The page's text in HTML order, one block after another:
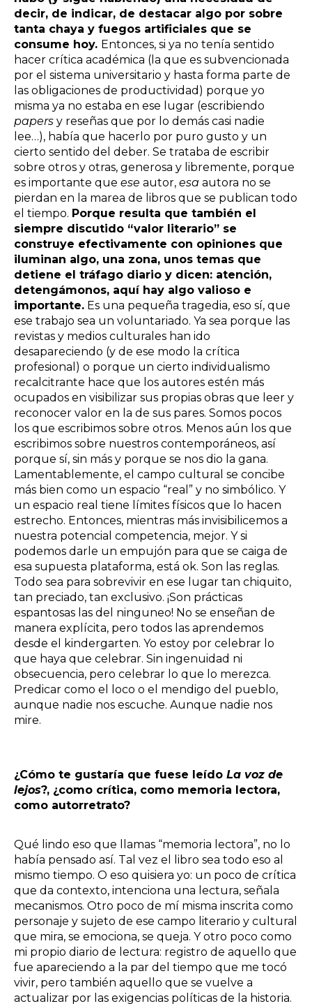
decir, de indicar, de destacar algo por sobre
tanta chaya y fuegos artificiales que se
consume hoy. Entonces, si ya no tenía sentido
hacer crítica académica (la que es subvencionada
por el sistema universitario y hasta forma parte de
las obligaciones de productividad) porque yo
misma ya no estaba en ese lugar (escribiendo
papers y reseñas que por lo demás casi nadie
lee…), había que hacerlo por puro gusto y un
cierto sentido del deber. Se trataba de escribir
sobre otros y otras, generosa y libremente, porque
es importante que ese autor, esa autora no se
pierdan en la marea de libros que se publican todo
el tiempo. Porque resulta que también el
siempre discutido “valor literario” se
construye efectivamente con opiniones que
iluminan algo, una zona, unos temas que
detiene el tráfago diario y dicen: atención,
detengámonos, aquí hay algo valioso e
importante. Es una pequeña tragedia, eso sí, que
ese trabajo sea un voluntariado. Ya sea porque las
revistas y medios culturales han ido
desapareciendo (y de ese modo la crítica
profesional) o porque un cierto individualismo
recalcitrante hace que los autores estén más
ocupados en visibilizar sus propias obras que leer y
reconocer valor en la de sus pares. Somos pocos
los que escribimos sobre otros. Menos aún los que
escribimos sobre nuestros contemporáneos, así
porque sí, sin más y porque se nos dio la gana.
Lamentablemente, el campo cultural se concibe
más bien como un espacio “real” y no simbólico. Y
un espacio real tiene límites físicos que lo hacen
estrecho. Entonces, mientras más invisibilicemos a
nuestra potencial competencia, mejor. Y si
podemos darle un empujón para que se caiga de
esa supuesta plataforma, está ok. Son las reglas.
Todo sea para sobrevivir en ese lugar tan chiquito,
tan preciado, tan exclusivo. ¡Son prácticas
espantosas las del ninguneo! No se enseñan de
manera explícita, pero todos las aprendemos
desde el kindergarten. Yo estoy por celebrar lo
que haya que celebrar. Sin ingenuidad ni
obsecuencia, pero celebrar lo que lo merezca.
Predicar como el loco o el mendigo del pueblo,
aunque nadie nos escuche. Aunque nadie nos
mire.
¿Cómo te gustaría que fuese leído La voz de
lejos?, ¿como crítica, como memoria lectora,
como autorretrato?
Qué lindo eso que llamas “memoria lectora”, no lo
había pensado así. Tal vez el libro sea todo eso al
mismo tiempo. O eso quisiera yo: un poco de crítica
que da contexto, intenciona una lectura, señala
mecanismos. Otro poco de mí misma inscrita como
personaje y sujeto de ese campo literario y cultural
que mira, se emociona, se queja. Y otro poco como
mi propio diario de lectura: registro de aquello que
fue apareciendo a la par del tiempo que me tocó
vivir, pero también aquello que se vuelve a
actualizar por las exigencias políticas de la historia.